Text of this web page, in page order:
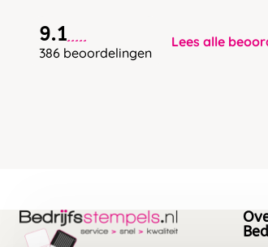
9.1
386 beoordelingen
Lees alle